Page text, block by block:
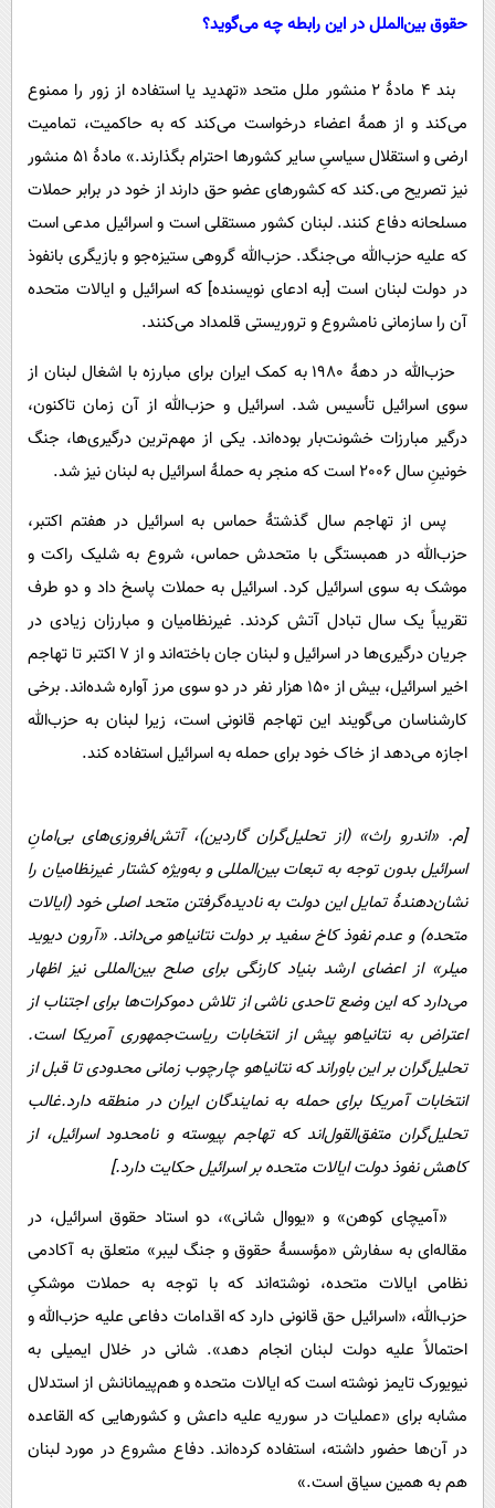
حقوق بین‌الملل در این رابطه چه می‌گوید؟
بند 4 مادۀ 2 منشور ملل متحد «تهدید یا استفاده از زور را ممنوع
می‌کند و از همۀ اعضاء درخواست می‌کند که به حاکمیت، تمامیت
ارضی و استقلال سیاسیِ سایر کشورها احترام بگذارند.» مادۀ 51 منشور
نیز تصریح می.کند که کشورهای عضو حق دارند از خود در برابر حملات
مسلحانه دفاع کنند. لبنان کشور مستقلی است و اسرائیل مدعی است
که علیه حزب‌الله می‌جنگد. حزب‌الله گروهی ستیزه‌جو و بازیگری بانفوذ
در دولت لبنان است [به ادعای نویسنده] که اسرائیل و ایالات متحده
آن را سازمانی نامشروع و تروریستی قلمداد می‌کنند.
حزب‌‌الله در دهۀ 1980 به کمک ایران برای مبارزه با اشغال لبنان از
سوی اسرائیل تأسیس شد. اسرائیل و حزب‌الله از آن زمان تاکنون،
درگیر مبارزات خشونت‌بار بوده‌اند. یکی از مهم‌ترین درگیری‌ها، جنگ
خونینِ سال 2006 است که منجر به حملۀ اسرائیل به لبنان نیز شد.
پس از تهاجم سال گذشتۀ حماس به اسرائیل در هفتم اکتبر،
حزب‌الله در همبستگی با متحدش حماس، شروع به شلیک راکت و
موشک به سوی اسرائیل کرد. اسرائیل به حملات پاسخ داد و دو طرف
تقریباً یک سال تبادل آتش کردند. غیرنظامیان و مبارزان زیادی در
جریان درگیری‌ها در اسرائیل و لبنان جان باخته‌اند و از 7 اکتبر تا تهاجم
اخیر اسرائیل، بیش از 150 هزار نفر در دو سوی مرز آواره شده‌اند. برخی
کارشناسان می‌گویند این تهاجم قانونی است، زیرا لبنان به حزب‌الله
اجازه می‌دهد از خاک خود برای حمله به اسرائیل استفاده کند.
[م. «اندرو راث» (از تحلیل‌گران گاردین)، آتش‌افروزی‌های بی‌امانِ
اسرائیل بدون توجه به تبعات بین‌المللی و به‌ویژه کشتار غیرنظامیان را
نشان‌دهندۀ تمایل این دولت به نادیده‌گرفتن متحد اصلی خود (ایالات
متحده) و عدم نفوذ کاخ سفید بر دولت نتانیاهو می‌داند. «آرون دیوید
میلر» از اعضای ارشد بنیاد کارنگی برای صلح بین‌المللی نیز اظهار
می‌دارد که این وضع تاحدی ناشی از تلاش دموکرات‌ها برای اجتناب از
اعتراض به نتانیاهو پیش از انتخابات ریاست‌جمهوری آمریکا است.
تحلیل‌گران بر این باوراند که نتانیاهو چارچوب زمانی محدودی تا قبل از
انتخابات آمریکا برای حمله به نمایندگان ایران در منطقه دارد.غالب
تحلیل‌گران متفق‌القول‌اند که تهاجم پیوسته و نامحدود اسرائیل، از
کاهش نفوذ دولت ایالات متحده بر اسرائیل حکایت دارد.]
«آمیچای کوهن» و «یووال شانی»، دو استاد حقوق اسرائیل، در
مقاله‌ای به سفارش «مؤسسۀ حقوق و جنگ لیبر» متعلق به آکادمی
نظامی ایالات متحده، نوشته‌اند که با توجه به حملات موشکیِ
حزب‌الله، «اسرائیل حق قانونی دارد که اقدامات دفاعی علیه حزب‌الله و
احتمالاً علیه دولت لبنان انجام دهد». شانی در خلال ایمیلی به
نیویورک تایمز نوشته است که ایالات متحده و هم‌پیمانانش از استدلال
مشابه برای «عملیات در سوریه علیه داعش و کشورهایی که القاعده
در آن‌ها حضور داشته، استفاده کرده‌اند. دفاع مشروع در مورد لبنان
هم به همین‌ سیاق است.»